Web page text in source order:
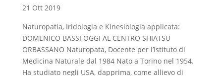
21 Ott 2019
Naturopatia, Iridologia e Kinesiologia applicata:
DOMENICO BASSI OGGI AL CENTRO SHIATSU
ORBASSANO Naturopata, Docente per l’Istituto di
Medicina Naturale dal 1984 Nato a Torino nel 1954.
Ha studiato negli USA, dapprima, come allievo di